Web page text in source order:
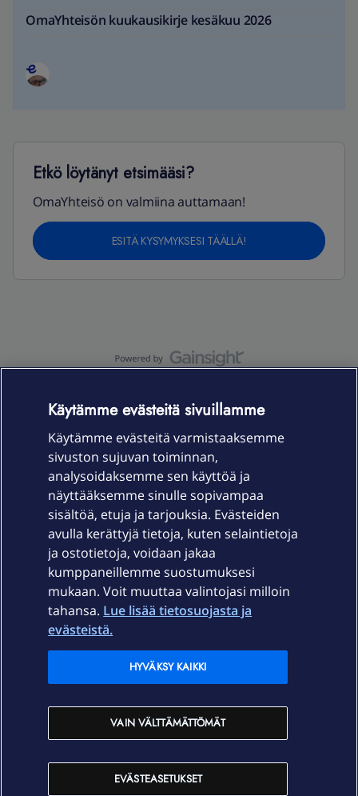
OmaYhteisön kuukausikirje kesäkuu 2026
Etkö löytänyt etsimääsi?
OmaYhteisö on valmiina auttamaan!
ESITÄ KYSYMYKSESI TÄÄLLÄ!
Laitteet & liittymät
Palvelut
Ajankohtaista
Elisa Oyj
In English
Käytämme evästeitä sivuillamme
Käytämme evästeitä varmistaaksemme
sivuston sujuvan toiminnan,
analysoidaksemme sen käyttöä ja
näyttääksemme sinulle sopivampaa
sisältöä, etuja ja tarjouksia. Evästeiden
avulla kerättyjä tietoja, kuten selaintietoja
ja ostotietoja, voidaan jakaa
kumppaneillemme suostumuksesi
mukaan. Voit muuttaa valintojasi milloin
tahansa. Lue lisää tietosuojasta ja
evästeistä.
EVÄSTEASETUKSET
VAIN VÄLTTÄMÄTTÖMÄT
HYVÄKSY KAIKKI